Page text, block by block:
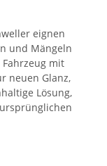
eignen
und Mängeln
mit
neuen Glanz,
Lösung,